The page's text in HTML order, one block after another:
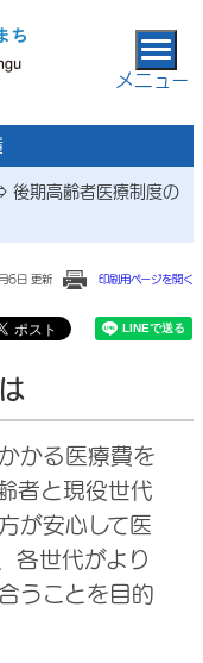
メニュー
後期高齢者医療制度の
6日 更新 印刷用ページを開く
かる医療費を
者と現役世代
が安心して医
各世代がより
うことを目的